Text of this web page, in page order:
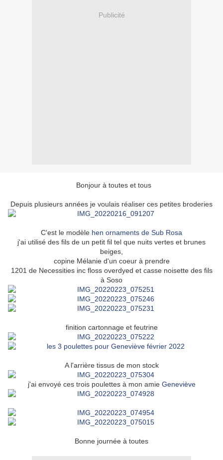
Publicité
Bonjour à toutes et tous
Depuis plusieurs années je voulais réaliser ces petites broderies
C'est le modèle hen ornaments de Sub Rosa
j'ai utilisé des fils de un petit fil tel que nuits vertes et brunes
beiges,
copine Mélanie d'un coeur à prendre
1201 de Necessities inc floss overdyed et casse noisette des fils
à Soso
finition cartonnage et feutrine
A l'arrière tissus de mon stock
j'ai envoyé ces trois poulettes à mon amie Geneviève
Bonne journée à toutes